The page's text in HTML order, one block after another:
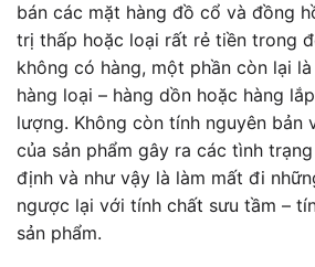
bán các mặt hàng đồ cổ và đồng
trị thấp hoặc loại rất rẻ tiền trong
không có hàng, một phần còn lại
hàng loại – hàng dồn hoặc hàng
lượng. Không còn tính nguyên bản
của sản phẩm gây ra các tình
định và như vậy là làm mất đi
ngược lại với tính chất sưu tầm –
sản phẩm.